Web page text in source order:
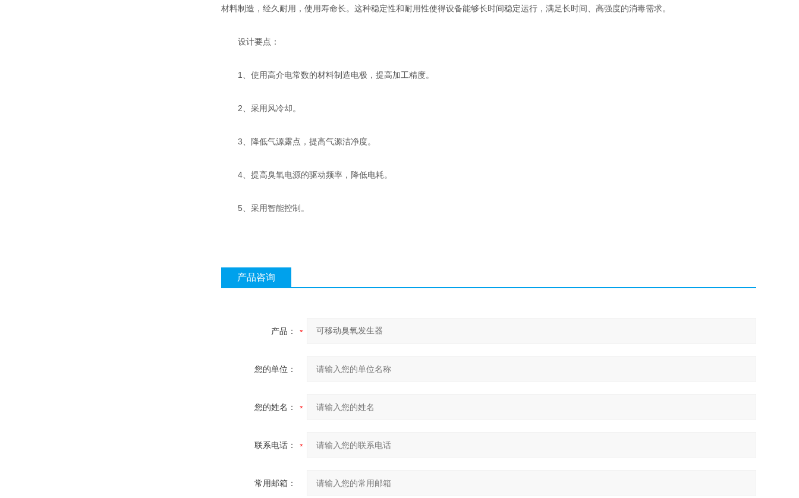
材料制造，经久耐用，使用寿命长。这种稳定性和耐用性使得设备能够长时间稳定运行，满足长时间、高强度的消毒需求。
设计要点：
1、使用高介电常数的材料制造电极，提高加工精度。
2、采用风冷却。
3、降低气源露点，提高气源洁净度。
4、提高臭氧电源的驱动频率，降低电耗。
5、采用智能控制。
产品咨询
产品：
您的单位：
您的姓名：
联系电话：
常用邮箱：